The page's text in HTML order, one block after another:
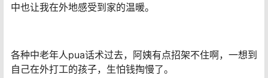
中也让我在外地感受到家的温暖。
各种中老年人pua话术过去，阿姨有点招架不住啊，一想到
自己在外打工的孩子，生怕钱掏慢了。